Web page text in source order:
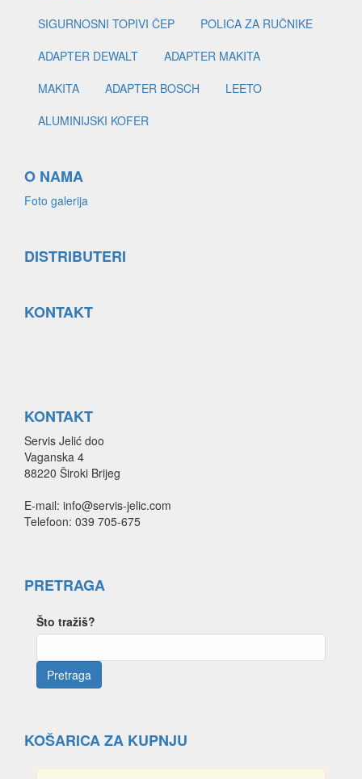
SIGURNOSNI TOPIVI ČEP
POLICA ZA RUČNIKE
ADAPTER DEWALT
ADAPTER MAKITA
MAKITA
ADAPTER BOSCH
LEETO
ALUMINIJSKI KOFER
O NAMA
Foto galerija
DISTRIBUTERI
KONTAKT
KONTAKT
Servis Jelić doo
Vaganska 4
88220 Široki Brijeg
E-mail: info@servis-jelic.com
Telefoon: 039 705-675
PRETRAGA
Što tražiš?
KOŠARICA ZA KUPNJU